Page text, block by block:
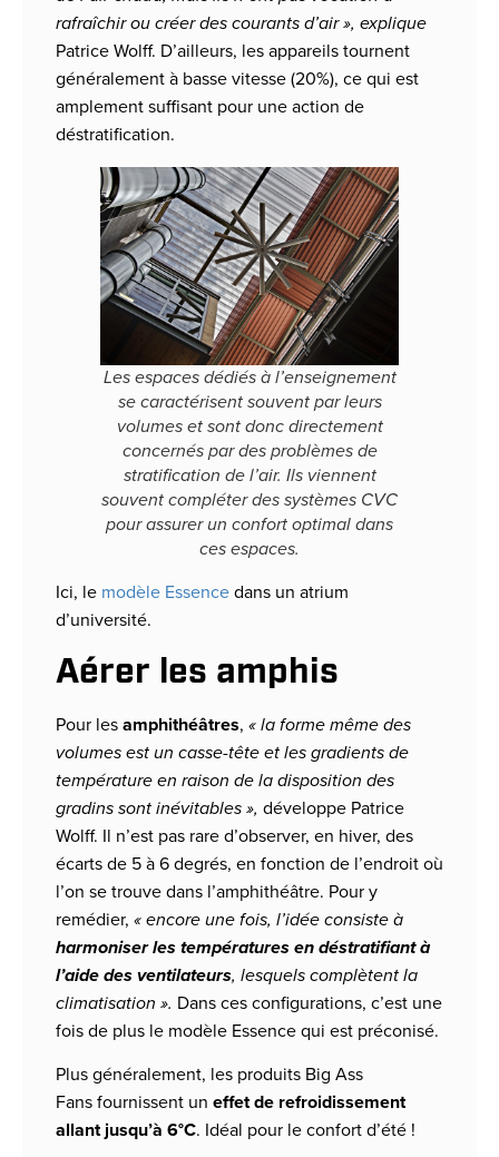
rafraîchir ou créer des courants d’air », explique
Patrice Wolff. D’ailleurs, les appareils tournent
généralement à basse vitesse (20%), ce qui est
amplement suffisant pour une action de
déstratification.
Les espaces dédiés à l’enseignement
se caractérisent souvent par leurs
volumes et sont donc directement
concernés par des problèmes de
stratification de l’air. Ils viennent
souvent compléter des systèmes CVC
pour assurer un confort optimal dans
ces espaces.
Ici, le modèle Essence dans un atrium
d’université.
Aérer les amphis
Pour les amphithéâtres, « la forme même des
volumes est un casse-tête et les gradients de
température en raison de la disposition des
gradins sont inévitables », développe Patrice
Wolff. Il n’est pas rare d’observer, en hiver, des
écarts de 5 à 6 degrés, en fonction de l’endroit où
l’on se trouve dans l’amphithéâtre. Pour y
remédier, « encore une fois, l’idée consiste à
harmoniser les températures en déstratifiant à
l’aide des ventilateurs, lesquels complètent la
climatisation ». Dans ces configurations, c’est une
fois de plus le modèle Essence qui est préconisé.
Plus généralement, les produits Big Ass
Fans fournissent un effet de refroidissement
allant jusqu’à 6°C. Idéal pour le confort d’été !